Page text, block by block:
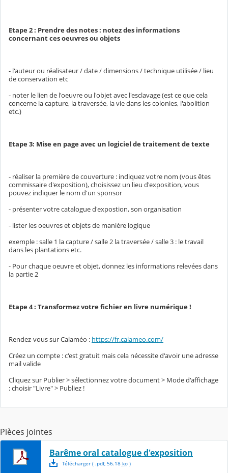
Etape 2 : Prendre des notes : notez des informations
concernant ces oeuvres ou objets
- l'auteur ou réalisateur / date / dimensions / technique utilisée / lieu
de conservation etc
- noter le lien de l'oeuvre ou l'objet avec l'esclavage (est ce que cela
concerne la capture, la traversée, la vie dans les colonies, l'abolition
etc.)
Etape 3: Mise en page avec un logiciel de traitement de texte
- réaliser la première de couverture : indiquez votre nom (vous êtes
commissaire d'exposition), choisissez un lieu d'exposition, vous
pouvez indiquer le nom d'un sponsor
- présenter votre catalogue d'expostion, son organisation
- lister les oeuvres et objets de manière logique
exemple : salle 1 la capture / salle 2 la traversée / salle 3 : le travail
dans les plantations etc.
- Pour chaque oeuvre et objet, donnez les informations relevées dans
la partie 2
Etape 4 : Transformez votre fichier en livre numérique !
Rendez-vous sur Calaméo : https://fr.calameo.com/
Créez un compte : c'est gratuit mais cela nécessite d'avoir une adresse
mail valide
Cliquez sur Publier > sélectionnez votre document > Mode d'affichage
: choisir "Livre" > Publiez !
Pièces jointes
Barême oral catalogue d'exposition
Télécharger( .pdf, 56.18 ko)